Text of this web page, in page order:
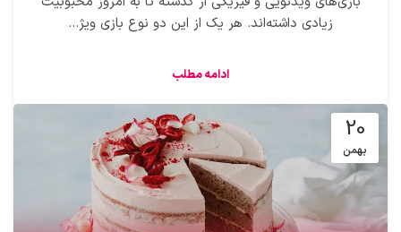
زیادی داشته‌اند. هر یک از این دو نوع بازی ویژ...
ادامه مطلب
20
بهمن